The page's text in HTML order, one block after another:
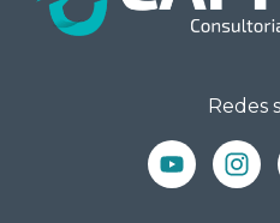
Redes